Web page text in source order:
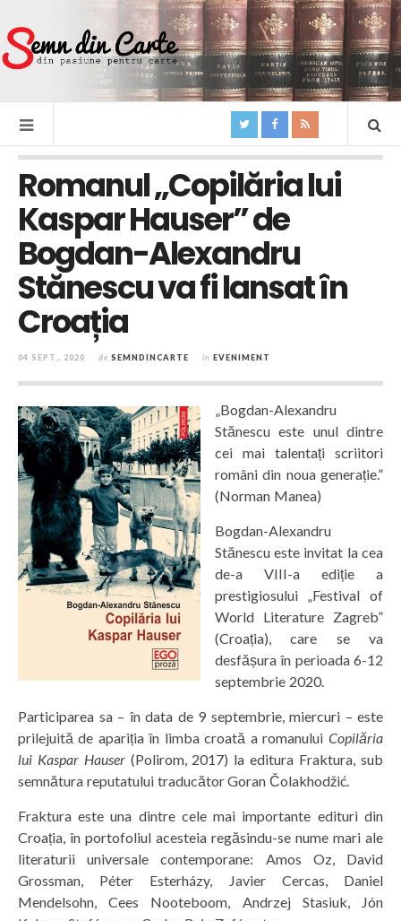
Romanul „Copilăria lui
Kaspar Hauser” de
Bogdan-Alexandru
Stănescu va fi lansat în
Croația
04 SEPT., 2020 de SEMNDINCARTE în EVENIMENT
„Bogdan-Alexandru
Stănescu este unul dintre
cei mai talentați scriitori
români din noua generație.”
(Norman Manea)
Bogdan-Alexandru
Stănescu este invitat la cea
de-a VIII-a ediție a
prestigiosului „Festival of
World Literature Zagreb”
(Croația), care se va
desfășura în perioada 6-12
septembrie 2020.
Participarea sa – în data de 9 septembrie, miercuri – este
prilejuită de apariția în limba croată a romanului Copilăria
lui Kaspar Hauser (Polirom, 2017) la editura Fraktura, sub
semnătura reputatului traducător Goran Čolakhodžić.
Fraktura este una dintre cele mai importante edituri din
Croația, în portofoliul acesteia regăsindu-se nume mari ale
literaturii universale contemporane: Amos Oz, David
Grossman, Péter Esterházy, Javier Cercas, Daniel
Mendelsohn, Cees Nooteboom, Andrzej Stasiuk, Jón